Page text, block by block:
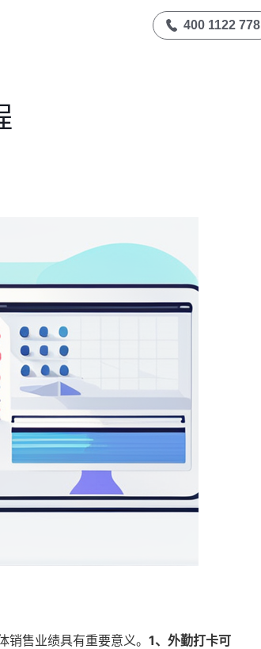
400 1122 778
售业绩具有重要意义。 1、外勤打卡可